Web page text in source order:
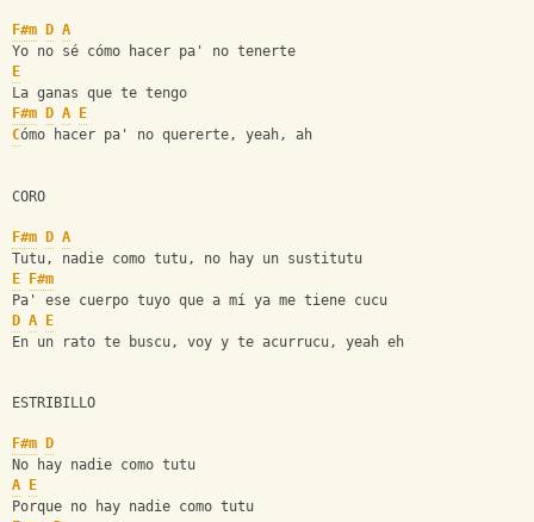
F#m D A
Yo no sé cómo hacer pa' no tenerte
E
La ganas que te tengo
F#m
D A
E
Cómo hacer pa' no quererte, yeah, ah
CORO
F#m D A
Tutu, nadie como tutu, no hay un sustitutu
E
F#m
Pa' ese cuerpo tuyo que a mí ya me tiene cucu
D A
E
En un rato te buscu, voy y te acurrucu, yeah eh
ESTRIBILLO
F#m
D
No hay nadie como tutu
A
E
Porque no hay nadie como tutu